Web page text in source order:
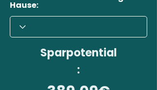
Hause:
Sparpotential
: